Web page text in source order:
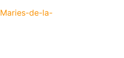
de-la-